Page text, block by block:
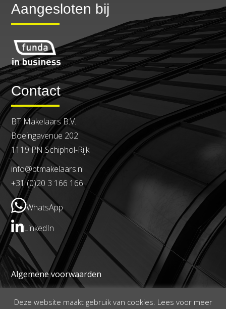
Aangesloten bij
Contact
BT Makelaars B.V.
Boeingavenue 202
1119 PN Schiphol-Rijk
info@btmakelaars.nl
+31 (0)20 3 166 166
WhatsApp
LinkedIn
Algemene voorwaarden
Privacy- en cookieverklaring
Deze website maakt gebruik van cookies. Lees voor meer